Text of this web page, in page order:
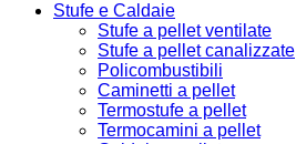
Stufe e Caldaie
Stufe a pellet ventilate
Stufe a pellet canalizzate
Policombustibili
Caminetti a pellet
Termostufe a pellet
Termocamini a pellet